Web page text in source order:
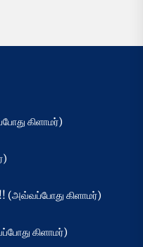
கிளாமர்)
கிளாமர்)
கிளாமர்)